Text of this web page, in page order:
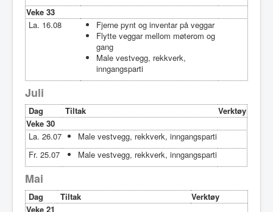
Veke 33
La. 16.08
Fjerne pynt og inventar på veggar
Flytte veggar mellom møterom og
gang
Male vestvegg, rekkverk,
inngangsparti
Juli
Dag Tiltak
Verktøy
Veke 30
La. 26.07
Male vestvegg, rekkverk, inngangsparti
Fr. 25.07
Male vestvegg, rekkverk, inngangsparti
Mai
Dag Tiltak
Verktøy
Veke 21